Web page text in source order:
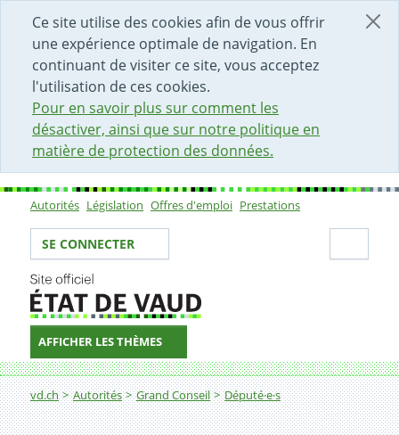
Ce site utilise des cookies afin de vous offrir
une expérience optimale de navigation. En
continuant de visiter ce site, vous acceptez
l'utilisation de ces cookies.
Pour en savoir plus sur comment les
désactiver, ainsi que sur notre politique en
matière de protection des données.
DÉBUT DU CONTENU DE LA PAGE
ACCÈS AU CHAMP DE RECHERCHE
PAGE D'ACCUEIL
FORMULAIRE DE CONTACT
Sous-navigation
Autorités Législation Offres d'emploi Prestations
Votre identité
SE CONNECTER
AFFICHER LES THÈMES
Fil d'Ariane
vd.ch Autorités Grand Conseil Député·e·s